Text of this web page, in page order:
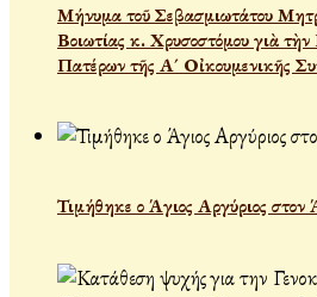
Μήνυμα τοῦ Σεβασμιωτάτου
Βοιωτίας κ. Χρυσοστόμου γιὰ
Πατέρων τῆς Α´ Οἰκουμενικῆς
Τιμήθηκε ο Άγιος Αργύριος